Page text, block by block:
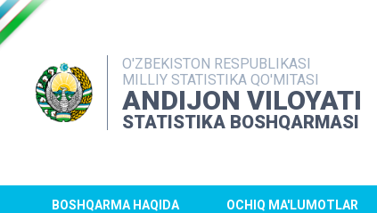
O'ZBEKISTON RESPUBLIKASI
MILLIY STATISTIKA QO'MITASI
ANDIJON VILOYATI
STATISTIKA BOSHQARMASI
BOSHQARMA HAQIDA OCHIQ MA'LUMOTLAR